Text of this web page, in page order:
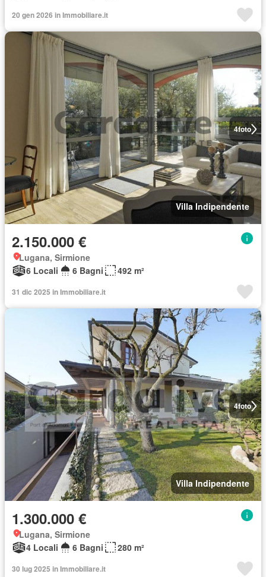
20 gen 2026 in Immobiliare.it
4foto
Villa Indipendente
2.150.000 €
Lugana, Sirmione
6 Locali
6 Bagni 492 m²
31 dic 2025 in Immobiliare.it
4foto
Villa Indipendente
1.300.000 €
Lugana, Sirmione
4 Locali
6 Bagni 280 m²
30 lug 2025 in Immobiliare.it